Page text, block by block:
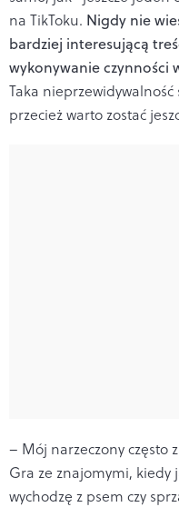
na TikToku. Nigdy nie
bardziej interesującą
wykonywanie czynności
Taka
przecież warto zostać
– Mój narzeczony często
Gra ze znajomymi, kiedy
wychodzę z psem czy